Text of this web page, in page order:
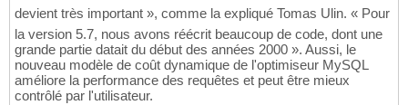
devient très important », comme la expliqué Tomas Ulin. « Pour
la version 5.7, nous avons réécrit beaucoup de code, dont une
grande partie datait du début des années 2000 ». Aussi, le
nouveau modèle de coût dynamique de l'optimiseur MySQL
améliore la performance des requêtes et peut être mieux
contrôlé par l'utilisateur.